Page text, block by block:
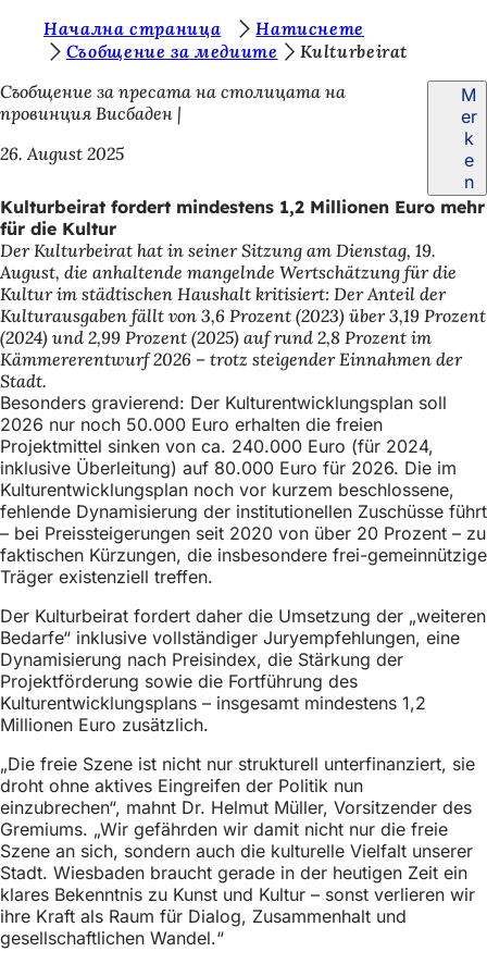
Inhalt anspringen
e
b
e
f
i
n
d
e
n
s
i
c
h
h
i
e
r
:
Начална страница
Натиснете
Съобщение за медиите
Kulturbeirat
Съобщение за пресата на столицата на
провинция Висбаден
26. August 2025
M
er
k
e
n
Kulturbeirat fordert mindestens 1,2 Millionen Euro mehr
für die Kultur
Der Kulturbeirat hat in seiner Sitzung am Dienstag, 19.
August, die anhaltende mangelnde Wertschätzung für die
Kultur im städtischen Haushalt kritisiert: Der Anteil der
Kulturausgaben fällt von 3,6 Prozent (2023) über 3,19 Prozent
(2024) und 2,99 Prozent (2025) auf rund 2,8 Prozent im
Kämmererentwurf 2026 – trotz steigender Einnahmen der
Stadt.
Besonders gravierend: Der Kulturentwicklungsplan soll
2026 nur noch 50.000 Euro erhalten die freien
Projektmittel sinken von ca. 240.000 Euro (für 2024,
inklusive Überleitung) auf 80.000 Euro für 2026. Die im
Kulturentwicklungsplan noch vor kurzem beschlossene,
fehlende Dynamisierung der institutionellen Zuschüsse führt
– bei Preissteigerungen seit 2020 von über 20 Prozent – zu
faktischen Kürzungen, die insbesondere frei-gemeinnützige
Träger existenziell treffen.
Der Kulturbeirat fordert daher die Umsetzung der „weiteren
Bedarfe“ inklusive vollständiger Juryempfehlungen, eine
Dynamisierung nach Preisindex, die Stärkung der
Projektförderung sowie die Fortführung des
Kulturentwicklungsplans – insgesamt mindestens 1,2
Millionen Euro zusätzlich.
„Die freie Szene ist nicht nur strukturell unterfinanziert, sie
droht ohne aktives Eingreifen der Politik nun
einzubrechen“, mahnt Dr. Helmut Müller, Vorsitzender des
Gremiums. „Wir gefährden wir damit nicht nur die freie
Szene an sich, sondern auch die kulturelle Vielfalt unserer
Stadt. Wiesbaden braucht gerade in der heutigen Zeit ein
klares Bekenntnis zu Kunst und Kultur – sonst verlieren wir
ihre Kraft als Raum für Dialog, Zusammenhalt und
gesellschaftlichen Wandel.“